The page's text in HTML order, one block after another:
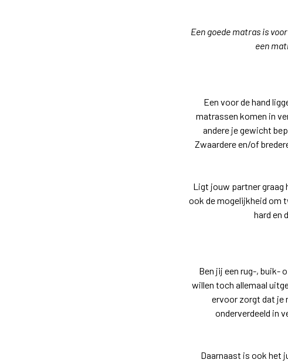
Een goede matras is
een
Een voor de hand
matrassen komen in
andere je gewicht
Zwaardere en/of
Ligt jouw partner graag
ook de mogelijkheid om
hard en
Ben jij een rug-, buik-
willen toch allemaal
ervoor zorgt dat je
onderverdeeld in
Daarnaast is ook het